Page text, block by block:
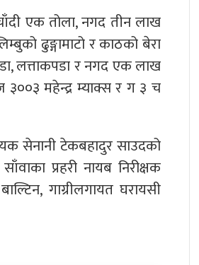
एक तोला, नगद तीन लाख
ढुङ्गामाटो र काठको बेरा
लत्ताकपडा र नगद एक लाख
३००३ महेन्द्र म्याक्स र ग ३ च
सेनानी टेकबहादुर साउदको
प्रहरी नायब निरीक्षक
गाग्रीलगायत घरायसी